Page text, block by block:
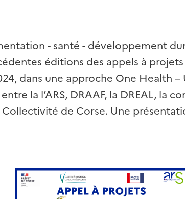
- santé - développement
éditions des appels à
dans une approche One Health –
la l’ARS, DRAAF, la DREAL, la
de Corse. Une